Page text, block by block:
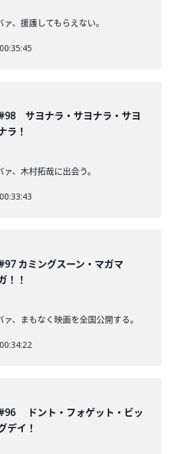
、援護してもらえない。
00:35:45
サヨナラ・サヨナラ・サヨ
ラ！
、木村拓哉に出会う。
00:33:43
カミングスーン・マガマ
！！
、まもなく映画を全国公開する。
00:34:22
ドント・フォゲット・ビッ
デイ！